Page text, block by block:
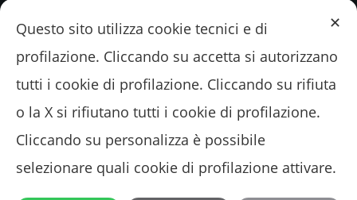
✕
Questo sito utilizza cookie tecnici e di
profilazione. Cliccando su accetta si autorizzano
tutti i cookie di profilazione. Cliccando su rifiuta
o la X si rifiutano tutti i cookie di profilazione.
Cliccando su personalizza è possibile
selezionare quali cookie di profilazione attivare.